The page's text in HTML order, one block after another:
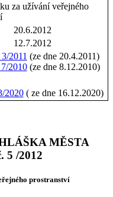
za užívání veřejného
20.6.2012
12.7.2012
2011 (ze dne 20.4.2011)
2010(ze dne 8.12.2010)
2020( ze dne 16.12.2020)
MĚSTA
5 /2012
prostranství